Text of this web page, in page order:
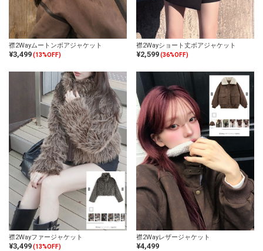
襟2Wayムートンボアジャケット
¥3,499(13%OFF)
襟2Wayショート丈ボアジャケット
¥2,599(36%OFF)
襟2Wayファージャケット
¥3,499(13%OFF)
襟2Wayレザージャケット
¥4,499